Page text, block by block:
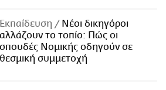
Εκπαίδευση
Νέοι δικηγόροι
αλλάζουν το τοπίο: Πώς οι
σπουδές Νομικής οδηγούν σε
θεσμική συμμετοχή